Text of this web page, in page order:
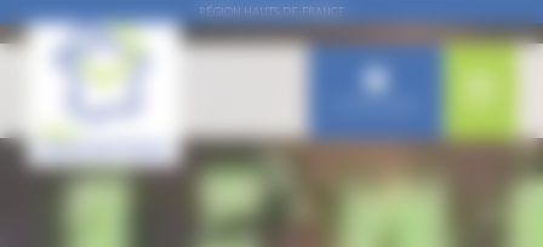
Panneau de gestion des cookies
Connexion
RÉGION HAUTS-DE-FRANCE